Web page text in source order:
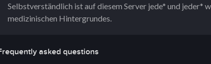
Selbstverständlich ist auf diesem Server jede* und jeder*
medizinischen Hintergrundes.
asked questions